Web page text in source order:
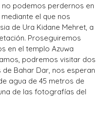
podemos perdernos en
el que nos
de Ura Kidane Mehret, a
Proseguiremos
en el templo Azuwa
podremos visitar dos
Bahar Dar, nos esperan
agua de 45 metros de
de las fotografías del